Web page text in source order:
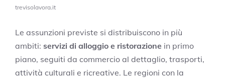
trevisolavora.it
Le assunzioni previste si distribuiscono in più
ambiti: servizi di alloggio e ristorazione in primo
piano, seguiti da commercio al dettaglio, trasporti,
attività culturali e ricreative. Le regioni con la